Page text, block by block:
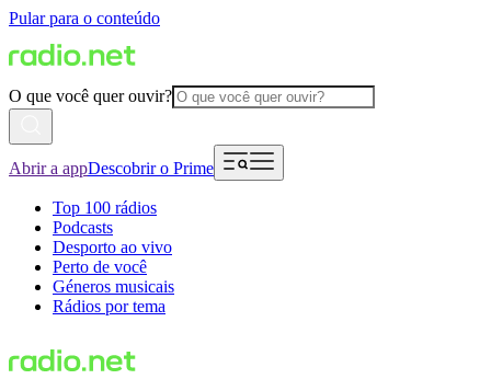
Pular para o conteúdo
O que você quer ouvir?
Abrir a appDescobrir o Prime
Top 100 rádios
Podcasts
Desporto ao vivo
Perto de você
Géneros musicais
Rádios por tema